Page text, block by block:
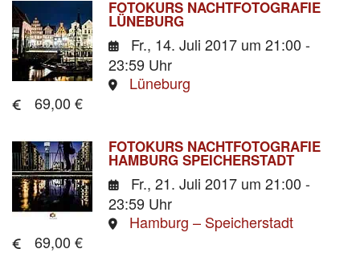
FOTOKURS NACHTFOTOGRAFIE
LÜNEBURG
Fr., 14. Juli 2017 um 21:00 -
23:59 Uhr
Lüneburg
69,00 €
FOTOKURS NACHTFOTOGRAFIE
HAMBURG SPEICHERSTADT
Fr., 21. Juli 2017 um 21:00 -
23:59 Uhr
Hamburg – Speicherstadt
69,00 €